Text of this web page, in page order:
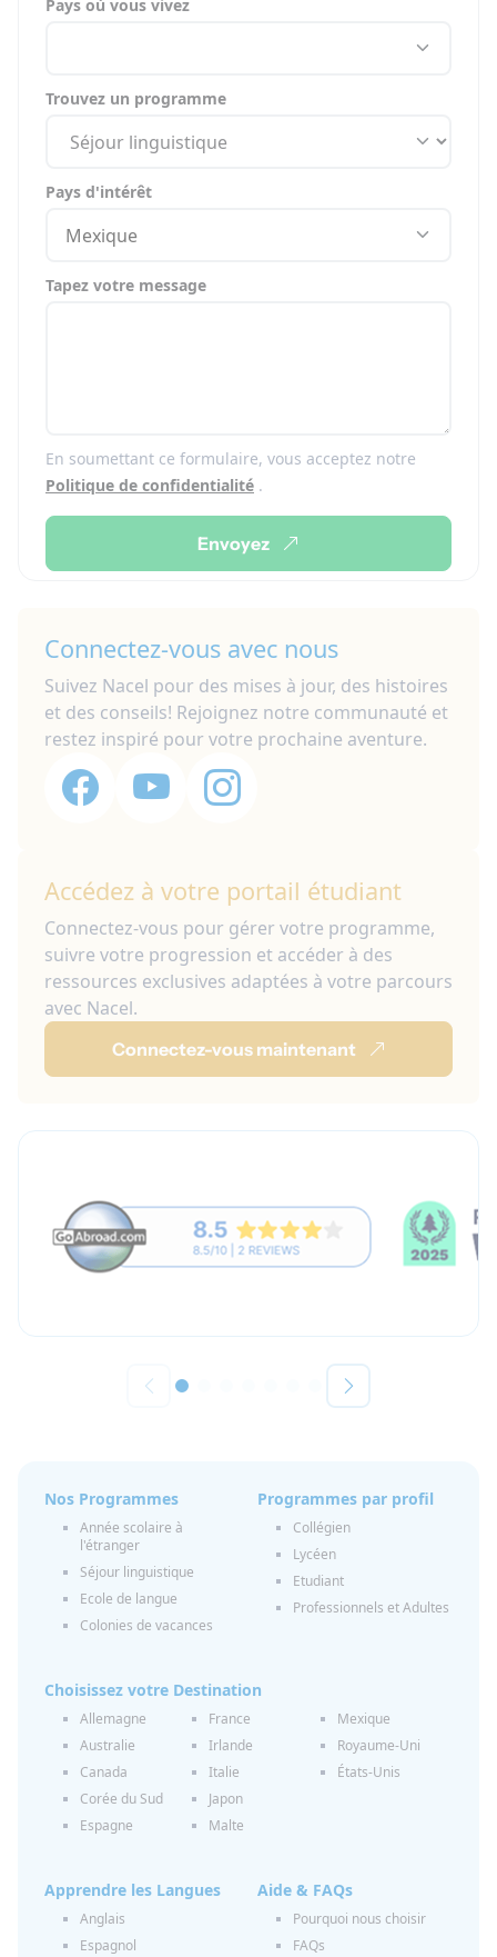
Pays où vous vivez
Trouvez un programme
Pays d'intérêt
Mexique
Tapez votre message
En soumettant ce formulaire, vous acceptez notre
Politique de confidentialité .
Envoyez
Connectez-vous avec nous
Suivez Nacel pour des mises à jour, des histoires
et des conseils! Rejoignez notre communauté et
restez inspiré pour votre prochaine aventure.
Accédez à votre portail étudiant
Connectez-vous pour gérer votre programme,
suivre votre progression et accéder à des
ressources exclusives adaptées à votre parcours
avec Nacel.
Connectez-vous maintenant
Nos Programmes
Année scolaire à
l'étranger
Séjour linguistique
Ecole de langue
Colonies de vacances
Programmes par profil
Collégien
Lycéen
Etudiant
Professionnels et Adultes
Choisissez votre Destination
Allemagne
Australie
Canada
Corée du Sud
Espagne
France
Irlande
Italie
Japon
Malte
Mexique
Royaume-Uni
États-Unis
Apprendre les Langues
Anglais
Espagnol
Aide & FAQs
Pourquoi nous choisir
FAQs